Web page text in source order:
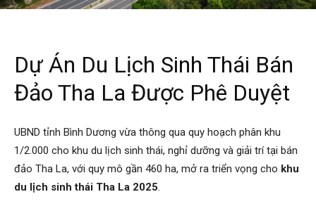
Dự Án Du Lịch Sinh Thái Bán
Đảo Tha La Được Phê Duyệt
UBND tỉnh Bình Dương vừa thông qua quy hoạch phân khu
1/2.000 cho khu du lịch sinh thái, nghỉ dưỡng và giải trí tại bán
đảo Tha La, với quy mô gần 460 ha, mở ra triển vọng cho khu
du lịch sinh thái Tha La 2025.